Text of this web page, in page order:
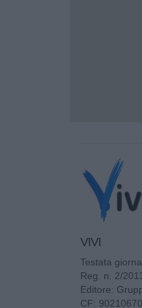
VIVI
Testata
Reg. n. 2/
Editore:
CF: